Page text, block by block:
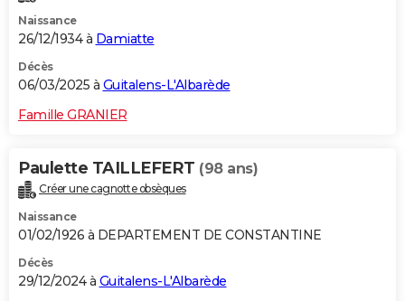
COPAINS D'AVANT
S'inscrire
Se connecter
Lycées
Collèges
Primaires
Universités
Entreprises
Service militaire
Avis de recherche
AVIS DE DÉCÈS
Naissance
26/12/1934 à Damiatte
Décès
06/03/2025 à Guitalens-L'Albarède
Famille GRANIER
Paulette TAILLEFERT (98 ans)
Créer une cagnotte obsèques
Naissance
01/02/1926 à DEPARTEMENT DE CONSTANTINE
Décès
29/12/2024 à Guitalens-L'Albarède